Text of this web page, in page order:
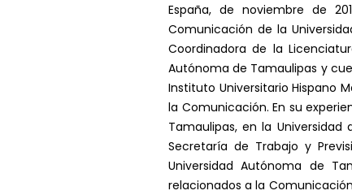
España, de noviembre de
Comunicación de la
Coordinadora de la
Autónoma de Tamaulipas y
Instituto Universitario Hispano
la Comunicación. En su
Tamaulipas, en la
Secretaría de Trabajo y
Universidad Autónoma de
relacionados a la